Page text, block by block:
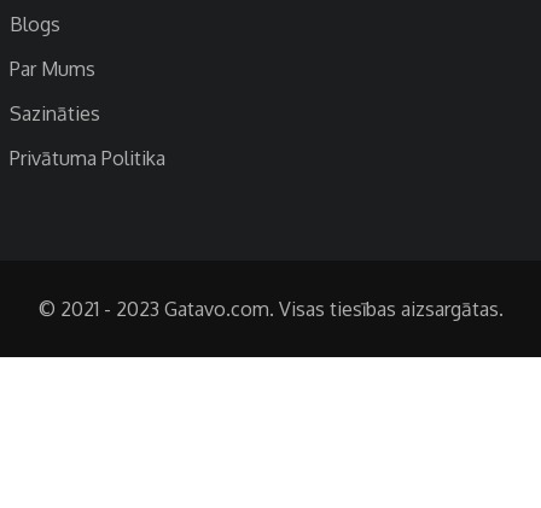
Blogs
Par Mums
Sazināties
Privātuma Politika
© 2021 - 2023 Gatavo.com. Visas tiesības aizsargātas.